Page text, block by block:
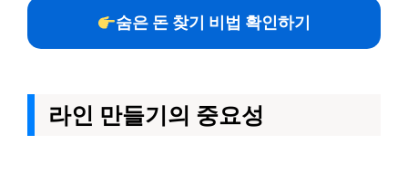
숨은 돈 찾기 비법 확인하기
라인 만들기의 중요성